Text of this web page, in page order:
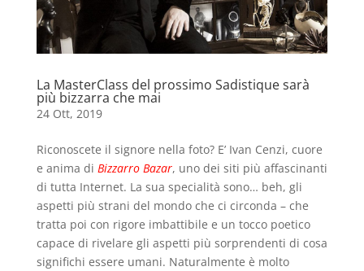
La MasterClass del prossimo Sadistique sarà
più bizzarra che mai
24 Ott, 2019
Riconoscete il signore nella foto? E’ Ivan Cenzi, cuore
e anima di Bizzarro Bazar, uno dei siti più affascinanti
di tutta Internet. La sua specialità sono… beh, gli
aspetti più strani del mondo che ci circonda – che
tratta poi con rigore imbattibile e un tocco poetico
capace di rivelare gli aspetti più sorprendenti di cosa
significhi essere umani. Naturalmente è molto